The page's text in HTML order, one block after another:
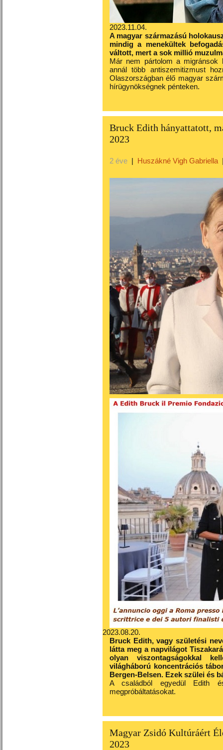
2023.11.04.
A magyar származású
mindig a menekültek
váltott, mert a sok millió
Már nem pártolom a migránsok
annál több antiszemitizmust
Olaszországban élő magyar
hírügynökségnek pénteken.
Bruck Edith hányattatott,
2023
2 éve | Huszákné Vigh Gabriella
2023.08.20.
Bruck Edith, vagy születési
látta meg a napvilágot
olyan viszontagságokkal
világháború koncentrációs
Bergen-Belsen. Ezek szülei és
A családból egyedül Edith
megpróbáltatásokat.
Magyar Zsidó Kultúráért
2023